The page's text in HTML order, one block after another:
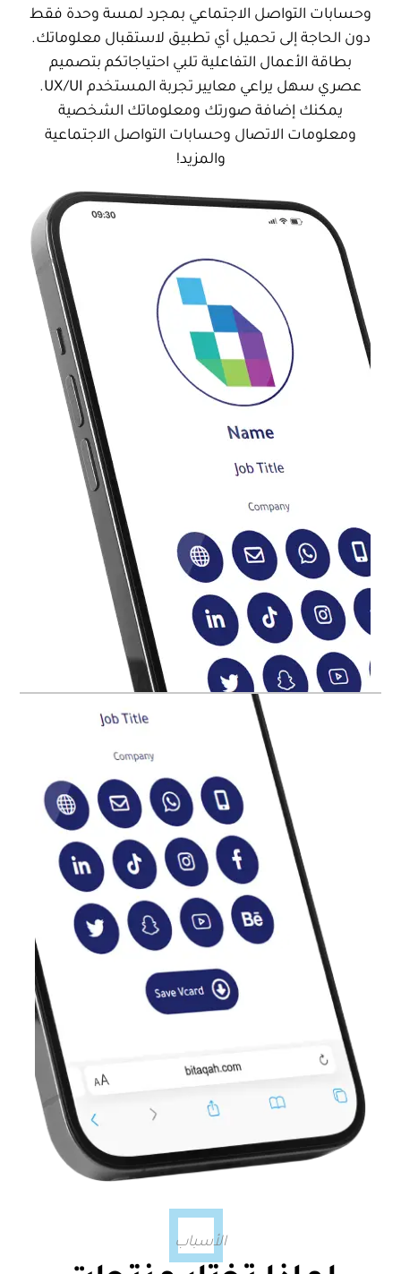
وحسابات التواصل الاجتماعي بمجرد لمسة وحدة فقط
دون الحاجة إلى تحميل أي تطبيق لاستقبال معلوماتك.
بطاقة الأعمال التفاعلية تلبي احتياجاتكم بتصميم
عصري سهل يراعي معايير تجربة المستخدم UX/UI.
يمكنك إضافة صورتك ومعلوماتك الشخصية
ومعلومات الاتصال وحسابات التواصل الاجتماعية
والمزيد!
الأسباب